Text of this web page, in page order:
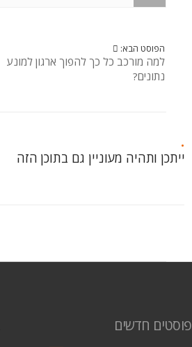
הפוסט הבא:
למה מורכב כל כך להפוך ארגון למונע
נתונים?
ייתכן ותהיה מעוניין גם בתוכן הזה
פוסטים חדשים